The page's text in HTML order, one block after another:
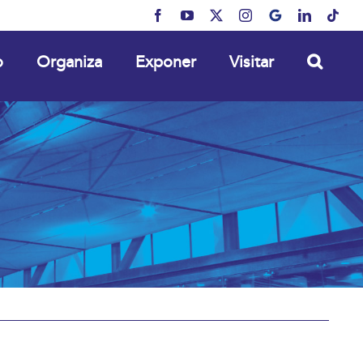
FacebookYouTube Instagram
MyBusinessLinkedIn
Organiza Exponer Visitar